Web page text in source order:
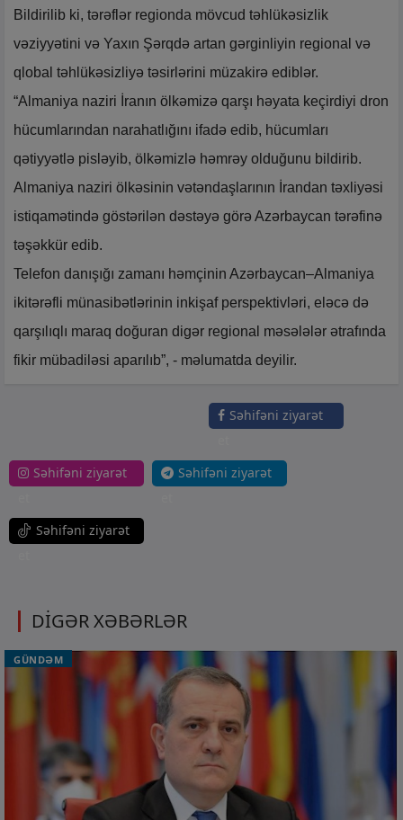
Bildirilib ki, tərəflər regionda mövcud təhlükəsizlik
vəziyyətini və Yaxın Şərqdə artan gərginliyin regional və
qlobal təhlükəsizliyə təsirlərini müzakirə ediblər.
“Almaniya naziri İranın ölkəmizə qarşı həyata keçirdiyi dron
hücumlarından narahatlığını ifadə edib, hücumları
qətiyyətlə pisləyib, ölkəmizlə həmrəy olduğunu bildirib.
Almaniya naziri ölkəsinin vətəndaşlarının İrandan təxliyəsi
istiqamətində göstərilən dəstəyə görə Azərbaycan tərəfinə
təşəkkür edib.
Telefon danışığı zamanı həmçinin Azərbaycan–Almaniya
ikitərəfli münasibətlərinin inkişaf perspektivləri, eləcə də
qarşılıqlı maraq doğuran digər regional məsələlər ətrafında
fikir mübadiləsi aparılıb”, - məlumatda deyilir.
Səhifəni ziyarət
Səhifəni ziyarət
Səhifəni ziyarət
Səhifəni ziyarət
DİGƏR XƏBƏRLƏR
GÜNDƏM